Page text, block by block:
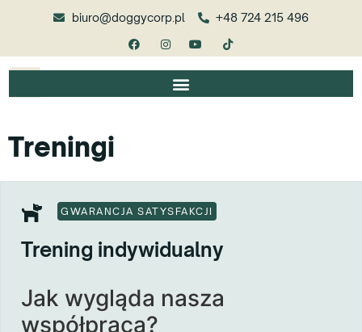
biuro@doggycorp.pl +48 724 215 496
Treningi
GWARANCJA SATYSFAKCJI
Trening indywidualny
Jak wygląda nasza
współpraca?